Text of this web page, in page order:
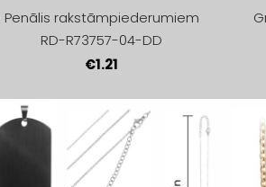
Penālis rakstāmpiederumiem
RD-R73757-04-DD
€1.21